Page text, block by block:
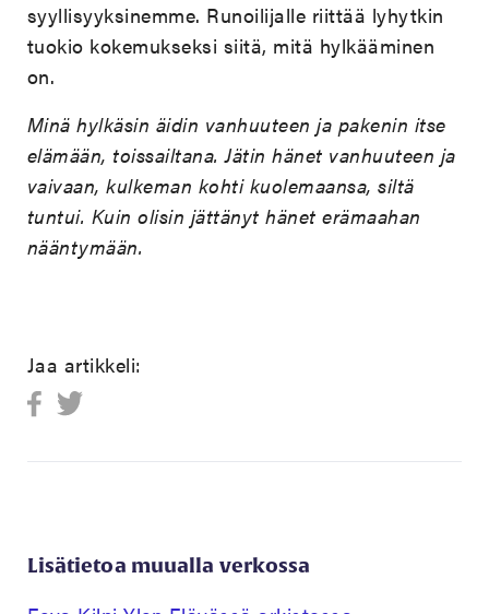
syyllisyyksinemme. Runoilijalle riittää lyhytkin
tuokio kokemukseksi siitä, mitä hylkääminen
on.
Minä hylkäsin äidin vanhuuteen ja pakenin itse
elämään, toissailtana. Jätin hänet vanhuuteen ja
vaivaan, kulkeman kohti kuolemaansa, siltä
tuntui. Kuin olisin jättänyt hänet erämaahan
nääntymään.
Jaa artikkeli:
Lisätietoa muualla verkossa